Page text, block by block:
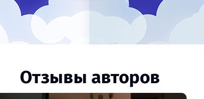
Отзывы авторов